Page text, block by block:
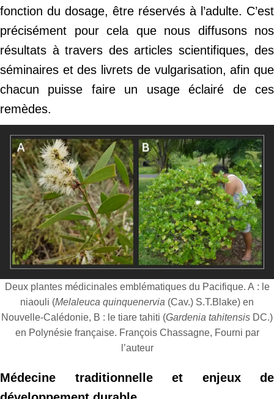
fonction du dosage, être réservés à l’adulte. C’est
précisément pour cela que nous diffusons nos
résultats à travers des articles scientifiques, des
séminaires et des livrets de vulgarisation, afin que
chacun puisse faire un usage éclairé de ces
remèdes.
Deux plantes médicinales emblématiques du Pacifique. A : le
niaouli (Melaleuca quinquenervia (Cav.) S.T.Blake) en
Nouvelle-Calédonie, B : le tiare tahiti (Gardenia tahitensis DC.)
en Polynésie française. François Chassagne, Fourni par
l’auteur
Médecine traditionnelle et enjeux de